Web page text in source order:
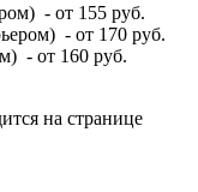
- от 155 руб.
- от 170 руб.
- от 160 руб.
на странице